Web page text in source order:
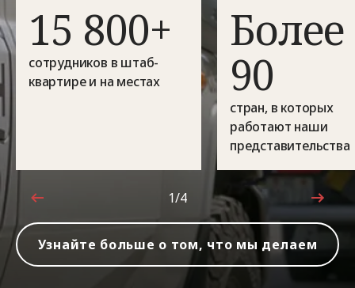
15 800+
сотрудников в штаб-
квартире и на местах
Более
90
стран, в которых
работают наши
представительства
1 из 4
1/4
Узнайте больше о том, что мы делаем